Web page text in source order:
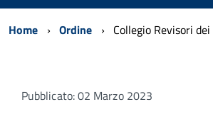
Home Ordine Collegio Revisori
Pubblicato: 02 Marzo 2023